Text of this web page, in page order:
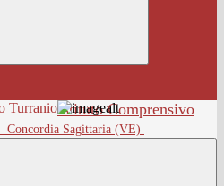
Istituto Comprensivo
Concordia Sagittaria (VE)